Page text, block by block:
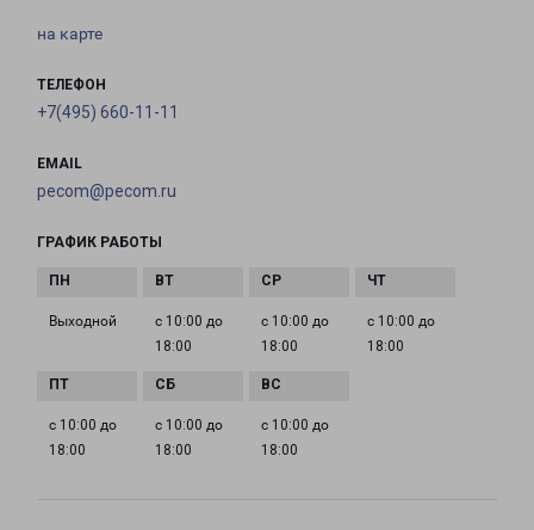
на карте
ТЕЛЕФОН
+7(495) 660-11-11
EMAIL
pecom@pecom.ru
ГРАФИК РАБОТЫ
Выходной
с 10:00 до
18:00
с 10:00 до
18:00
с 10:00 до
18:00
с 10:00 до
18:00
с 10:00 до
18:00
с 10:00 до
18:00